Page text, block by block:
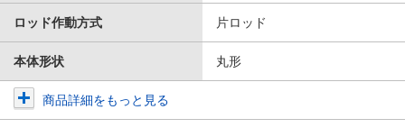
ロッド作動方式 片ロッド
本体形状 丸形
商品詳細をもっと見る